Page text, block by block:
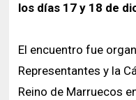
los días 17 y 18 de
El encuentro fue
Representantes y la
Reino de Marruecos